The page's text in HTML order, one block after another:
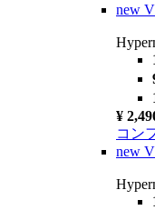
new
¥
コン
new